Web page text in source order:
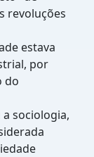
revoluções
estava
por
do
sociologia,